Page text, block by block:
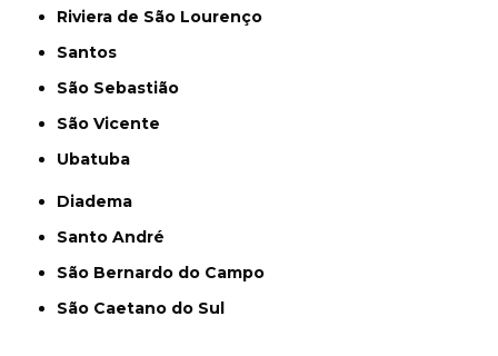
Riviera de São Lourenço
Santos
São Sebastião
São Vicente
Ubatuba
Diadema
Santo André
São Bernardo do Campo
São Caetano do Sul